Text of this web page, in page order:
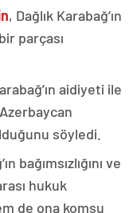
, Dağlık Karabağ’ın
parçası
aidiyeti ile
söyledi.
bağımsızlığını ve
hukuk
de ona komşu